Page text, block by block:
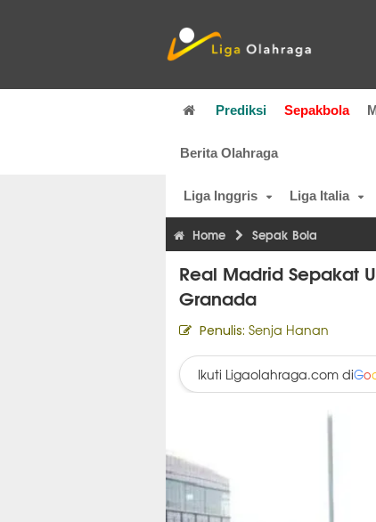
Prediksi Sepakbola
Berita Olahraga
Liga Inggris Liga Italia
Home Sepak Bola
Real Madrid Sepakat
Granada
Penulis: Senja Hanan
Ikuti Ligaolahraga.com diGo